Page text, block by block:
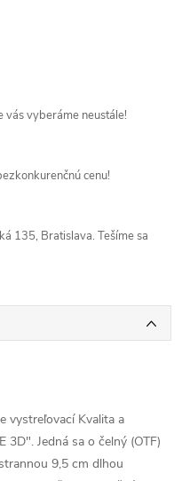
vás vyberáme neustále!
cenu!
135, Bratislava. Tešíme sa
vystreľovací Kvalita a
Jedná sa o čelný (OTF)
9,5 cm dlhou